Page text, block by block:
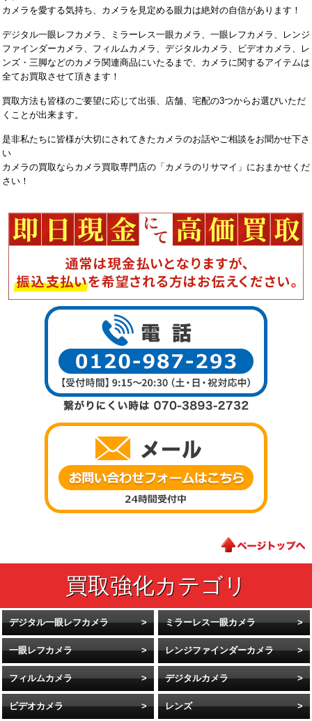
カメラを愛する気持ち、カメラを見定める眼力は絶対の自信があります！
デジタル一眼レフカメラ、ミラーレス一眼カメラ、一眼レフカメラ、レンジ
ファインダーカメラ、フィルムカメラ、デジタルカメラ、ビデオカメラ、レ
ンズ・三脚などのカメラ関連商品にいたるまで、カメラに関するアイテムは
全てお買取させて頂きます！
買取方法も皆様のご要望に応じて出張、店舗、宅配の3つからお選びいただ
くことが出来ます。
是非私たちに皆様が大切にされてきたカメラのお話やご相談をお聞かせ下さ
い
カメラの買取ならカメラ買取専門店の「カメラのリサマイ」におまかせくだ
さい！
デジタル一眼レフカメラ ミラーレス一眼カメラ
一眼レフカメラ レンジファインダーカメラ
フィルムカメラ デジタルカメラ
ビデオカメラ レンズ